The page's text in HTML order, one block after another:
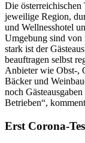
Die österreichischen
jeweilige Region,
und Wellnesshotel
Umgebung sind von
stark ist der
beauftragen selbst
Anbieter wie Obst-,
Bäcker und
noch
Betrieben“,
Erst Corona-